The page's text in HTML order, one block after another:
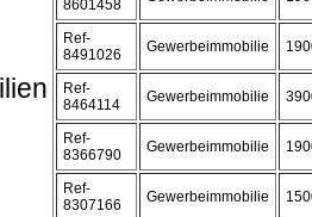
8601458
Ref-
8491026
Gewerbeimmobilie
Ref-
8464114
Gewerbeimmobilie
Ref-
8366790
Gewerbeimmobilie
Ref-
8307166
Gewerbeimmobilie